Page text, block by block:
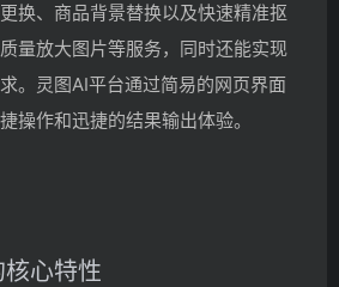
换、商品背景替换以及快速精准抠
量放大图片等服务，同时还能实现
。灵图AI平台通过简易的网页界面
操作和迅捷的结果输出体验。
心特性